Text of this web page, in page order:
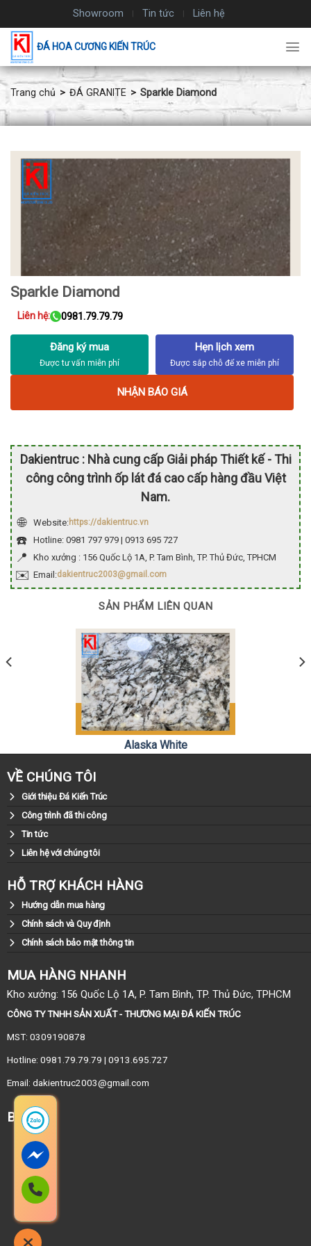
nội
dung
Showroom Tin tức Liên hệ
ĐÁ HOA CƯƠNG KIẾN TRÚC
Trang chủ ĐÁ GRANITE Sparkle Diamond
Sparkle Diamond
Liên hệ: 0981.79.79.79
Đăng ký mua Hẹn lịch xem
NHẬN BÁO GIÁ
Dakientruc : Nhà cung cấp Giải pháp Thiết kế - Thi
công công trình ốp lát đá cao cấp hàng đầu Việt
Nam.
🌐
Website:https://dakientruc.vn
☎️ Hotline: 0981 797 979 | 0913 695 727
📍 Kho xưởng : 156 Quốc Lộ 1A, P. Tam Bình, TP. Thủ Đức, TPHCM
✉️ Email:dakientruc2003@gmail.com
SẢN PHẨM LIÊN QUAN
Alaska White
Liên hệ: 0981.79.79.79
VỀ CHÚNG TÔI
Giới thiệu Đá Kiến Trúc
Công trình đã thi công
Tin tức
Liên hệ với chúng tôi
HỖ TRỢ KHÁCH HÀNG
Hướng dẫn mua hàng
Chính sách và Quy định
Chính sách bảo mật thông tin
MUA HÀNG NHANH
Kho xưởng: 156 Quốc Lộ 1A, P. Tam Bình, TP. Thủ Đức, TPHCM
CÔNG TY TNHH SẢN XUẤT - THƯƠNG MẠI ĐÁ KIẾN TRÚC
MST: 0309190878
Hotline: 0981.79.79.79 | 0913.695.727
Email: dakientruc2003@gmail.com
BẢN ĐỒ